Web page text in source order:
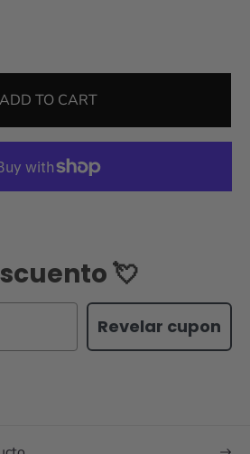
ADD TO CART
💘
Revelar cupon